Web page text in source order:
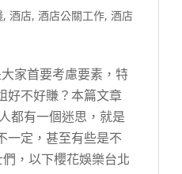
,酒店,酒店公關工作,酒店
家首要考慮要素，特
好不好賺？本篇文章
都有一個迷思，就是
一定，甚至有些是不
，以下櫻花娛樂台北